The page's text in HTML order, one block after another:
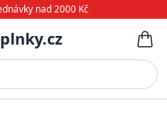
nad 2000 Kč